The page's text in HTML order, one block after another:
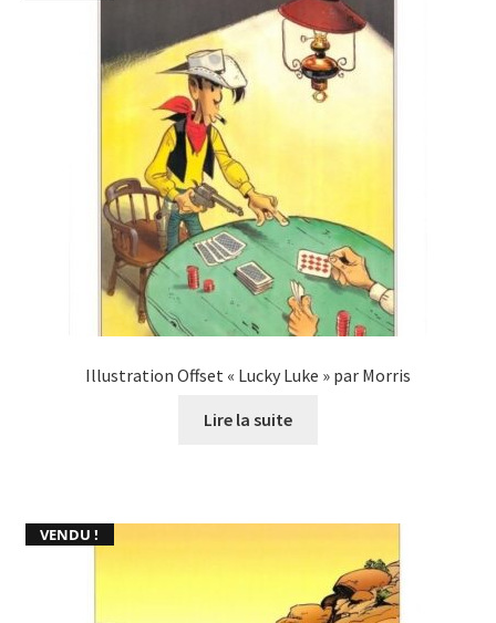
Illustration Offset « Lucky Luke » par Morris
Lire la suite
VENDU !